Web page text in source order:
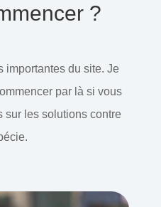
?
importantes du site. Je
par là si vous
sur les solutions contre